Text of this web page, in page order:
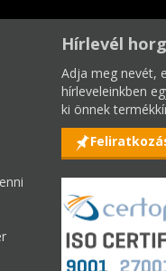
Hírlevél
Adja meg nevét,
hírleveleinkben
ki önnek